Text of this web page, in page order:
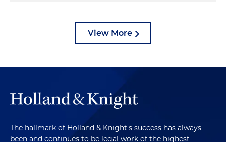
View More
The hallmark of Holland & Knight's success has always
been and continues to be legal work of the highest